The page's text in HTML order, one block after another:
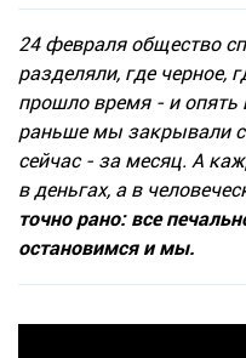
24 февраля общество
разделяли, где черное,
прошло время - и опять
раньше мы закрывали
сейчас - за месяц. А
в деньгах, а в
точно рано: все
остановимся и мы.